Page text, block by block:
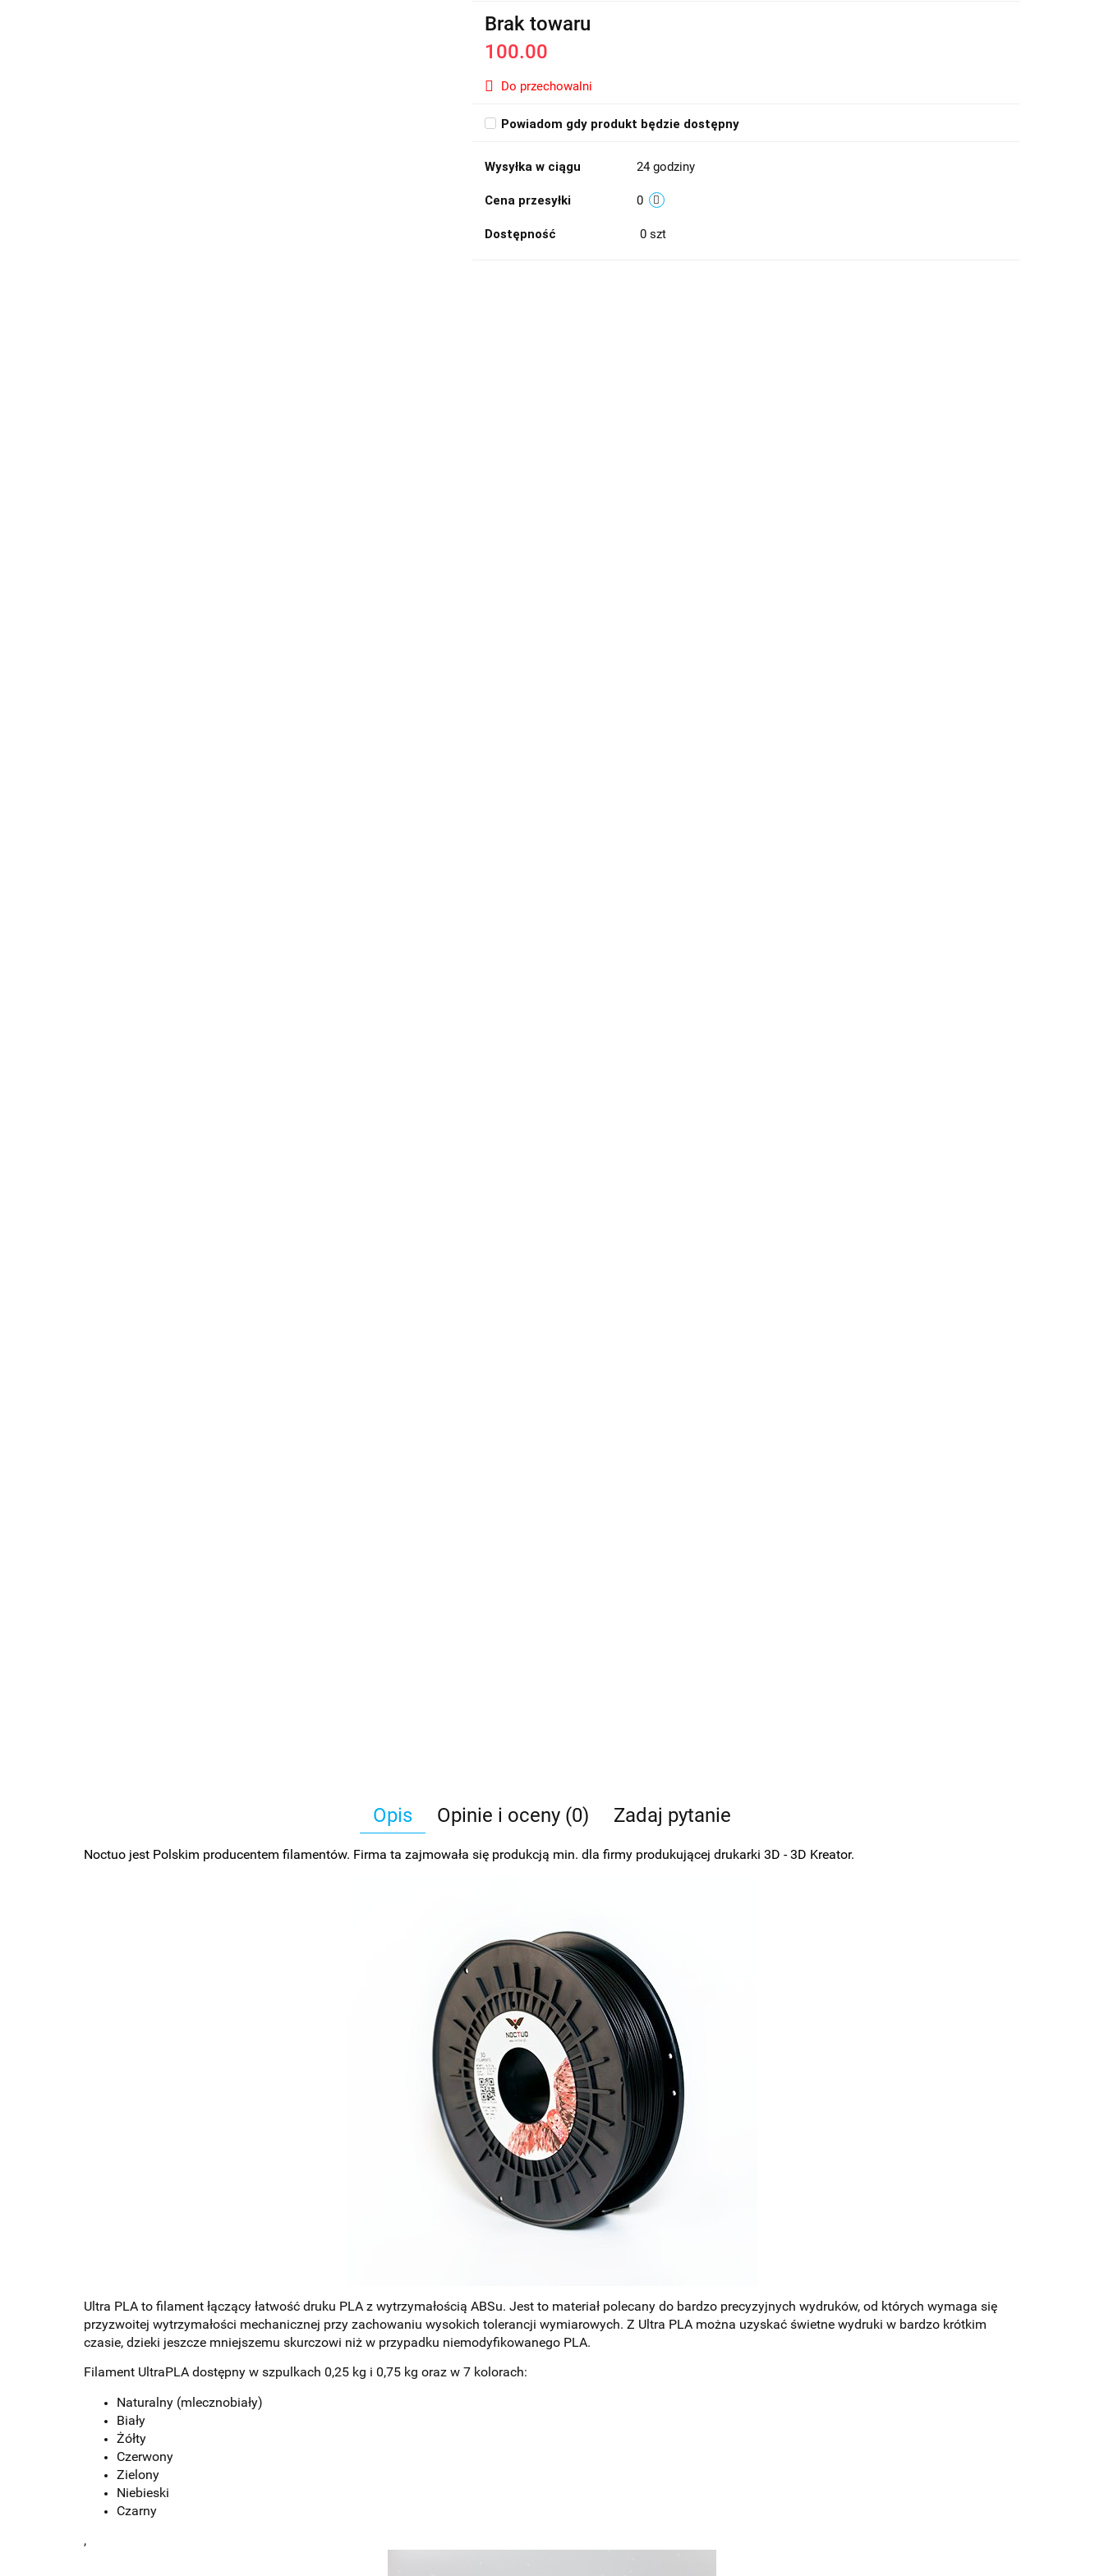
Brak towaru
100.00
Do przechowalni
Powiadom gdy produkt będzie dostępny
Wysyłka w ciągu 24 godziny
Cena przesyłki 0
Dostępność 0 szt
Opis Opinie i oceny (0) Zadaj pytanie
Noctuo jest Polskim producentem filamentów. Firma ta zajmowała się produkcją min. dla firmy produkującej drukarki 3D - 3D Kreator.
Ultra PLA to filament łączący łatwość druku PLA z wytrzymałością ABSu. Jest to materiał polecany do bardzo precyzyjnych wydruków, od których wymaga się
przyzwoitej wytrzymałości mechanicznej przy zachowaniu wysokich tolerancji wymiarowych. Z Ultra PLA można uzyskać świetne wydruki w bardzo krótkim
czasie, dzieki jeszcze mniejszemu skurczowi niż w przypadku niemodyfikowanego PLA.
Filament UltraPLA dostępny w szpulkach 0,25 kg i 0,75 kg oraz w 7 kolorach:
Naturalny (mlecznobiały)
Biały
Żółty
Czerwony
Zielony
Niebieski
Czarny
,